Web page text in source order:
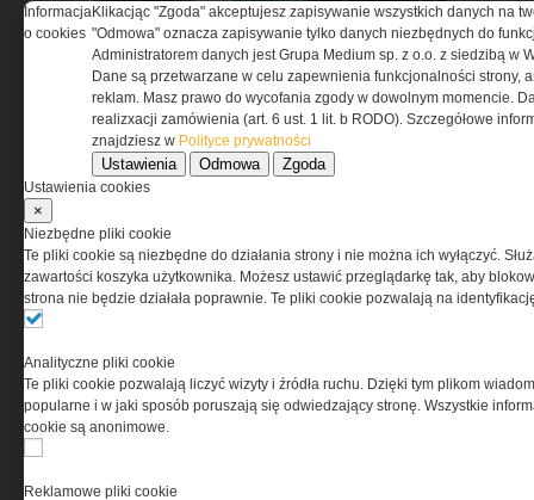
Benelli Nova 3 Tactical –
pump-action
rynek. Obuwie tworzone z
Informacja
o cookies
Klikacjąc "Zgoda" akceptujesz zapisywanie wszystkich danych na
"Odmowa" oznacza zapisywanie tylko danych niezbędnych do
Administratorem danych jest Grupa Medium sp. z o.o. z siedzibą w
Dane są przetwarzane w celu zapewnienia funkcjonalności strony,
reklam. Masz prawo do wycofania zgody w dowolnym momencie.
realizxacji zamówienia (art. 6 ust. 1 lit. b RODO). Szczegółowe
znajdziesz w Polityce prywatności
Ustawienia Odmowa Zgoda
Ustawienia cookies
×
Niezbędne pliki cookie
Te pliki cookie są niezbędne do działania strony i nie można ich wyłączyć.
zawartości koszyka użytkownika. Możesz ustawić przeglądarkę tak, aby
strona nie będzie działała poprawnie. Te pliki cookie pozwalają na
Analityczne pliki cookie
Te pliki cookie pozwalają liczyć wizyty i źródła ruchu. Dzięki tym plikom
popularne i w jaki sposób poruszają się odwiedzający stronę. Wszystkie
cookie są anonimowe.
Reklamowe pliki cookie